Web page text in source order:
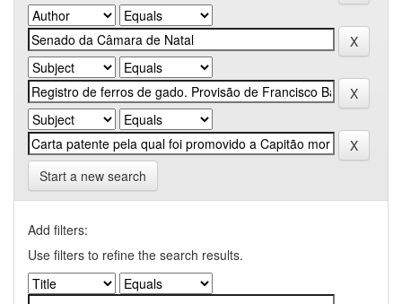
Start a new search
Add filters:
Use filters to refine the search results.